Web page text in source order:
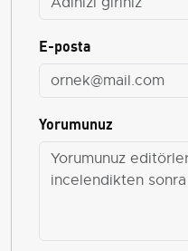
E-posta
Yorumunuz